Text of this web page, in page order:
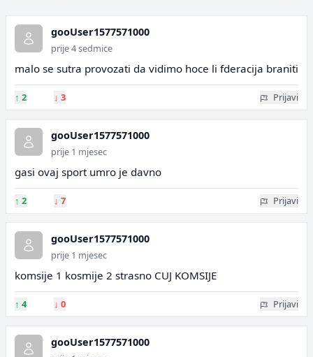
gooUser1577571000
prije 4 sedmice
malo se sutra provozati da vidimo hoce li fderacija braniti
↑ 2 ↓ 3 Prijavi
gooUser1577571000
prije 1 mjesec
gasi ovaj sport umro je davno
↑ 2 ↓ 7 Prijavi
gooUser1577571000
prije 1 mjesec
komsije 1 kosmije 2 strasno CUJ KOMSIJE
↑ 4 ↓ 0 Prijavi
gooUser1577571000